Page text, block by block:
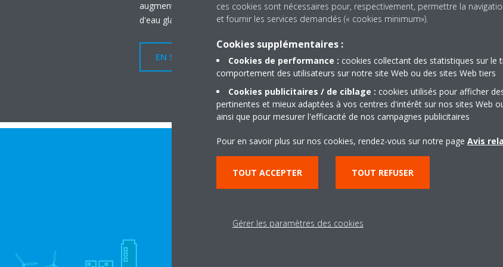
augmenter les performances de votre système de production
d'eau glacée.
EN SAVOIR PLUS
adapté aux besoins
à grande envergure
EN SAVOIR PLUS
Besoin d'aide?
ces cookies sont nécessaires pour, respectivement, permettre la
et fournir les services demandés (« cookies minimum»).
Cookies supplémentaires :
Cookies de performance : cookies collectant des statistiques sur le
comportement des utilisateurs sur notre site Web ou des sites Web tiers
Cookies publicitaires / de ciblage : cookies utilisés pour afficher
pertinentes et mieux adaptées à vos centres d'intérêt sur nos sites Web
ainsi que pour mesurer l'efficacité de nos campagnes publicitaires
Pour en savoir plus sur nos cookies, rendez-vous sur notre page Avis
TOUT ACCEPTER TOUT REFUSER
Gérer les paramètres des cookies